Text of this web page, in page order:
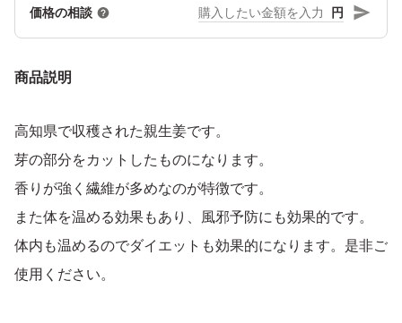
価格の相談 円
商品説明
高知県で収穫された親生姜です。
芽の部分をカットしたものになります。
香りが強く繊維が多めなのが特徴です。
また体を温める効果もあり、風邪予防にも効果的です。
体内も温めるのでダイエットも効果的になります。是非ご
使用ください。